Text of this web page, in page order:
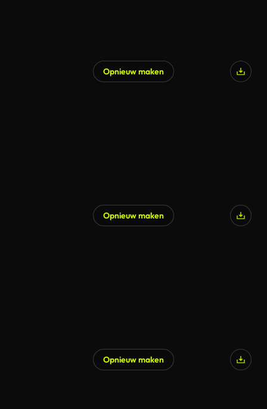
Opnieuw maken
Opnieuw maken
Opnieuw maken